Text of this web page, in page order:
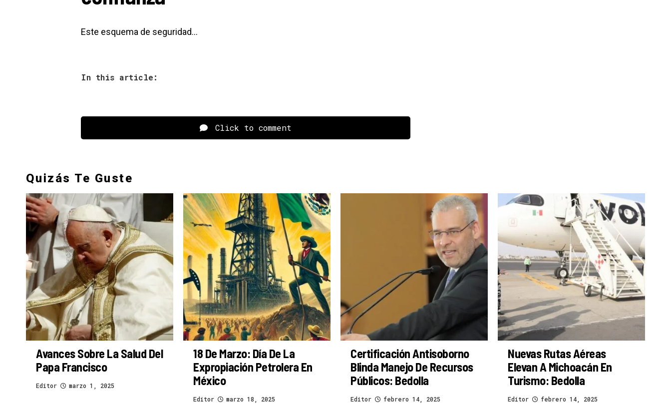
Este esquema de seguridad…
In this article:
Click to comment
Quizás Te Guste
Avances Sobre La Salud Del
Papa Francisco
Editor marzo 1, 2025
18 De Marzo: Día De La
Expropiación Petrolera En
México
Editor marzo 18, 2025
Certificación Antisoborno
Blinda Manejo De Recursos
Públicos: Bedolla
Editor febrero 14, 2025
Nuevas Rutas Aéreas
Elevan A Michoacán En
Turismo: Bedolla
Editor febrero 14, 2025